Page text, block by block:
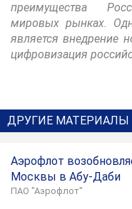
преимущества
мировых рынках.
является внедрение
цифровизация
ДРУГИЕ МАТЕРИАЛЫ
Аэрофлот
Москвы в Абу-Даби
ПАО "Аэрофлот"